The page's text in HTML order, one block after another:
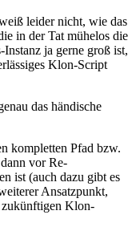
leider nicht, wie das
in der Tat mühelos die
ja gerne groß ist,
Klon-Script
das händische
kompletten Pfad bzw.
vor Re-
ist (auch dazu gibt es
Ansatzpunkt,
zukünftigen Klon-